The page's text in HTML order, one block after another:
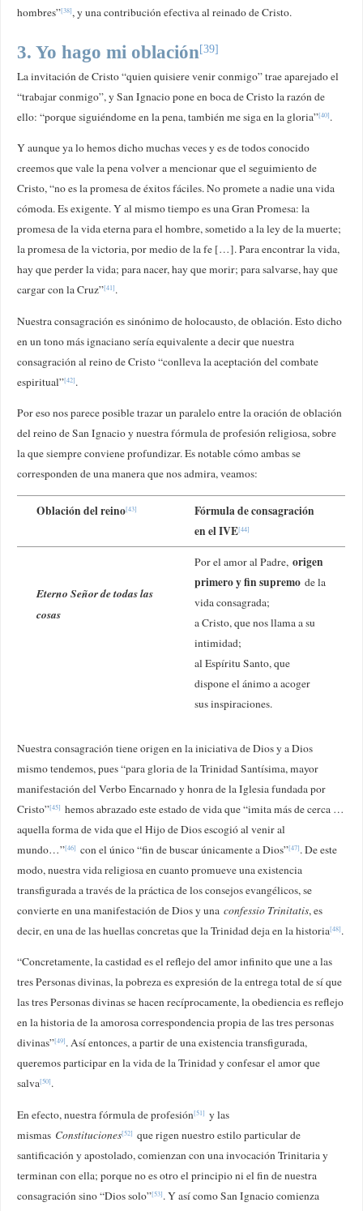
hombres”[38], y una contribución efectiva al reinado de Cristo.
3. Yo hago mi oblación[39]
La invitación de Cristo “quien quisiere venir conmigo” trae aparejado el
“trabajar conmigo”, y San Ignacio pone en boca de Cristo la razón de
ello: “porque siguiéndome en la pena, también me siga en la gloria”[40].
Y aunque ya lo hemos dicho muchas veces y es de todos conocido
creemos que vale la pena volver a mencionar que el seguimiento de
Cristo, “no es la promesa de éxitos fáciles. No promete a nadie una vida
cómoda. Es exigente. Y al mismo tiempo es una Gran Promesa: la
promesa de la vida eterna para el hombre, sometido a la ley de la muerte;
la promesa de la victoria, por medio de la fe […]. Para encontrar la vida,
hay que perder la vida; para nacer, hay que morir; para salvarse, hay que
cargar con la Cruz”[41].
Nuestra consagración es sinónimo de holocausto, de oblación. Esto dicho
en un tono más ignaciano sería equivalente a decir que nuestra
consagración al reino de Cristo “conlleva la aceptación del combate
espiritual”[42].
Por eso nos parece posible trazar un paralelo entre la oración de oblación
del reino de San Ignacio y nuestra fórmula de profesión religiosa, sobre
la que siempre conviene profundizar. Es notable cómo ambas se
corresponden de una manera que nos admira, veamos:
Oblación del reino[43]
Fórmula de consagración
en el IVE[44]
Eterno Señor de todas las
cosas
Por el amor al Padre,origen
primero y fin supremo de la
vida consagrada;
a Cristo, que nos llama a su
intimidad;
al Espíritu Santo, que
dispone el ánimo a acoger
sus inspiraciones.
Nuestra consagración tiene origen en la iniciativa de Dios y a Dios
mismo tendemos, pues “para gloria de la Trinidad Santísima, mayor
manifestación del Verbo Encarnado y honra de la Iglesia fundada por
Cristo”[45] hemos abrazado este estado de vida que “imita más de cerca …
aquella forma de vida que el Hijo de Dios escogió al venir al
mundo…”[46] con el único “fin de buscar únicamente a Dios”[47]. De este
modo, nuestra vida religiosa en cuanto promueve una existencia
transfigurada a través de la práctica de los consejos evangélicos, se
convierte en una manifestación de Dios y unaconfessio Trinitatis, es
decir, en una de las huellas concretas que la Trinidad deja en la historia[48].
“Concretamente, la castidad es el reflejo del amor infinito que une a las
tres Personas divinas, la pobreza es expresión de la entrega total de sí que
las tres Personas divinas se hacen recíprocamente, la obediencia es reflejo
en la historia de la amorosa correspondencia propia de las tres personas
divinas”[49]. Así entonces, a partir de una existencia transfigurada,
queremos participar en la vida de la Trinidad y confesar el amor que
salva[50].
En efecto, nuestra fórmula de profesión[51] y las
mismas Constituciones[52] que rigen nuestro estilo particular de
santificación y apostolado, comienzan con una invocación Trinitaria y
terminan con ella; porque no es otro el principio ni el fin de nuestra
consagración sino “Dios solo”[53]. Y así como San Ignacio comienza